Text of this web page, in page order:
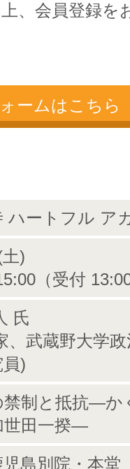
、会員登録を
ームはこちら
ハートフル ア
土)
（受付
氏
、武蔵野大学
)
禁制と抵抗―か
世田一揆―
島別院・本堂